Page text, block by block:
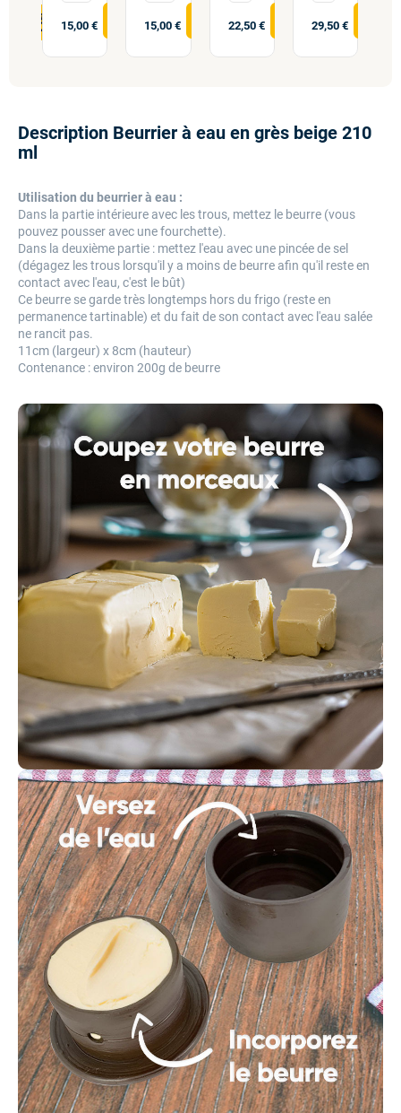
15,00 € 15,00 € 22,50 € 29,50 €
Description Beurrier à eau en grès beige 210
ml
Utilisation du beurrier à eau :
Dans la partie intérieure avec les trous, mettez le beurre (vous
pouvez pousser avec une fourchette).
Dans la deuxième partie : mettez l'eau avec une pincée de sel
(dégagez les trous lorsqu'il y a moins de beurre afin qu'il reste en
contact avec l'eau, c'est le bût)
Ce beurre se garde très longtemps hors du frigo (reste en
permanence tartinable) et du fait de son contact avec l'eau salée
ne rancit pas.
11cm (largeur) x 8cm (hauteur)
Contenance : environ 200g de beurre